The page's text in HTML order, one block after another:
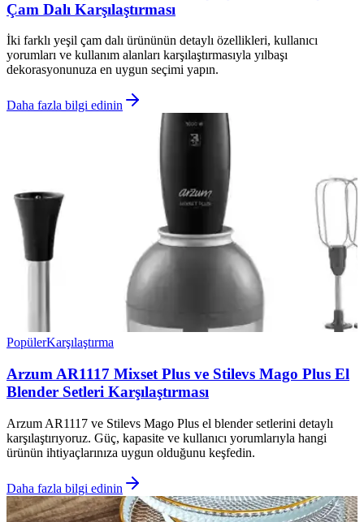
Çam Dalı Karşılaştırması
İki farklı yeşil çam dalı ürününün detaylı özellikleri, kullanıcı
yorumları ve kullanım alanları karşılaştırmasıyla yılbaşı
dekorasyonunuza en uygun seçimi yapın.
Daha fazla bilgi edinin
PopülerKarşılaştırma
Arzum AR1117 Mixset Plus ve Stilevs Mago Plus El
Blender Setleri Karşılaştırması
Arzum AR1117 ve Stilevs Mago Plus el blender setlerini detaylı
karşılaştırıyoruz. Güç, kapasite ve kullanıcı yorumlarıyla hangi
ürünün ihtiyaçlarınıza uygun olduğunu keşfedin.
Daha fazla bilgi edinin